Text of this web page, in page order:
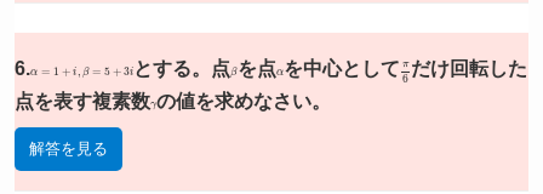
6. + = 5+ i とする。点 βを点 を中心として π6だけ回転した
点を表す複素数 の値を求めなさい。
解答を見る